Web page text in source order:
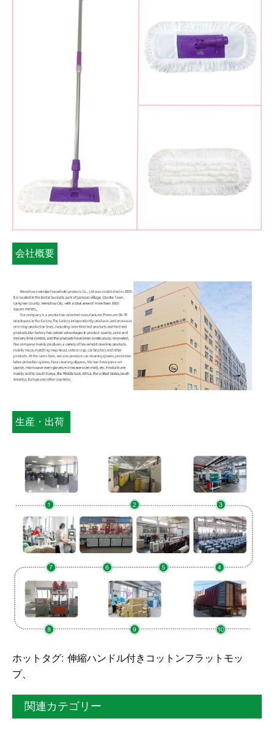
会社概要
生産・出荷
ホットタグ: 伸縮ハンドル付きコットンフラットモッ
プ、
関連カテゴリー